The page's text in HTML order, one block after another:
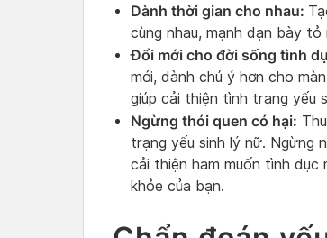
Dành thời gian cho nhau:
cùng nhau, mạnh dạn bày tỏ
Đổi mới cho đời sống tình
mới, dành chú ý hơn cho
giúp cải thiện tình trạng yếu
Ngừng thói quen có hại:
trạng yếu sinh lý nữ. Ngừng
cải thiện ham muốn tình
khỏe của bạn.